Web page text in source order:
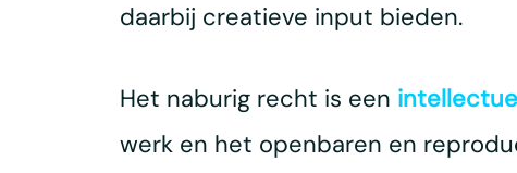
daarbij creatieve input bieden.
Het naburig recht is een
werk en het openbaren en